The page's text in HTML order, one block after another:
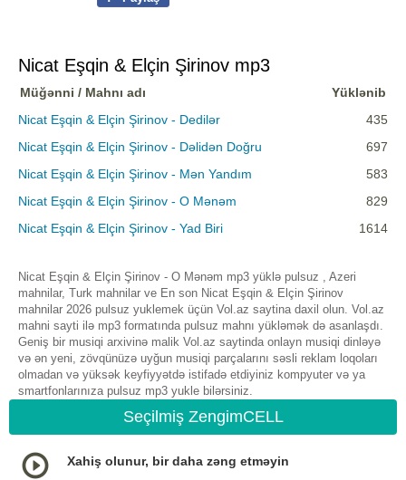
Nicat Eşqin & Elçin Şirinov mp3
Müğənni / Mahnı adı
Yüklənib
Nicat Eşqin & Elçin Şirinov - Dedilər
435
Nicat Eşqin & Elçin Şirinov - Dəlidən Doğru
697
Nicat Eşqin & Elçin Şirinov - Mən Yandım
583
Nicat Eşqin & Elçin Şirinov - O Mənəm
829
Nicat Eşqin & Elçin Şirinov - Yad Biri
1614
Nicat Eşqin & Elçin Şirinov - O Mənəm mp3 yüklə pulsuz , Azeri
mahnilar, Turk mahnilar ve En son Nicat Eşqin & Elçin Şirinov
mahnilar 2026 pulsuz yuklemek üçün Vol.az saytina daxil olun. Vol.az
mahni sayti ilə mp3 formatında pulsuz mahnı yükləmək də asanlaşdı.
Geniş bir musiqi arxivinə malik Vol.az saytinda onlayn musiqi dinləyə
və ən yeni, zövqünüzə uyğun musiqi parçalarını səsli reklam loqoları
olmadan və yüksək keyfiyyətdə istifadə etdiyiniz kompyuter və ya
smartfonlarınıza pulsuz mp3 yukle bilərsiniz.
Seçilmiş ZengimCELL
Xahiş olunur, bir daha zəng etməyin